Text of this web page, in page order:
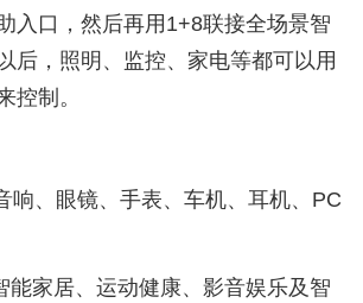
入口，然后再用1+8联接全场景智
后，照明、监控、家电等都可以用
控制。
响、眼镜、手表、车机、耳机、PC
能家居、运动健康、影音娱乐及智